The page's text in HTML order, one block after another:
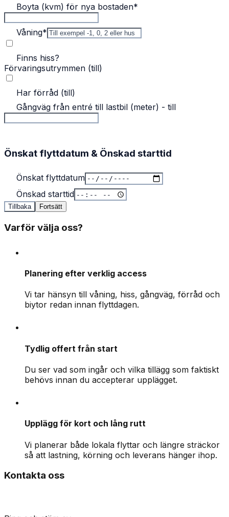
Boyta (kvm) för nya bostaden*
Våning*
Finns hiss?
Förvaringsutrymmen (till)
Har förråd (till)
Gångväg från entré till lastbil (meter) - till
Önskat flyttdatum & Önskad starttid
Önskat flyttdatum
Önskad starttid
Tillbaka Fortsätt
Varför välja oss?
Planering efter verklig access
Vi tar hänsyn till våning, hiss, gångväg, förråd och
biytor redan innan flyttdagen.
Tydlig offert från start
Du ser vad som ingår och vilka tillägg som faktiskt
behövs innan du accepterar upplägget.
Upplägg för kort och lång rutt
Vi planerar både lokala flyttar och längre sträckor
så att lastning, körning och leverans hänger ihop.
Kontakta oss